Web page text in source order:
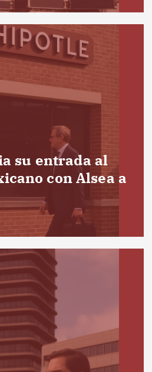
su entrada al
con Alsea a